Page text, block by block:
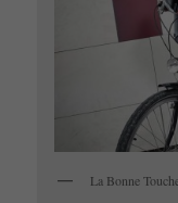
La Bonne